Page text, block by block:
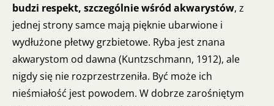
budzi respekt, szczególnie wśród akwarystów, z
jednej strony samce mają pięknie ubarwione i
wydłużone płetwy grzbietowe. Ryba jest znana
akwarystom od dawna (Kuntzschmann, 1912), ale
nigdy się nie rozprzestrzeniła. Być może ich
nieśmiałość jest powodem. W dobrze zarośniętym